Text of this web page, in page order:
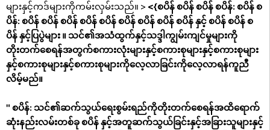
များနှင့်ကဒ်များကိုကမ်းလှမ်းသည်။ > <{စပိန် စပိန် စပိန် စပိန်: စပိန် စ
ပိန်: စပိန် စပိန် စပိန် စပိန် စပိန် စပိန် စပိန် စပိန် စပိန် နှင့် စပိန် စပိန် စ
ပိန် နှင့်ပြပွဲများ ။ သင်၏အသံထွက်နှင့်သဒ္ဒါကျွမ်းကျင်မှုများကို
တိုးတက်စေရန်အတွက်စကားလုံးများနှင့်စကားစုများနှင့်စကားစုများ
နှင့်စကားစုများနှင့်စကားစုများကိုလေ့လာခြင်းကိုလေ့လာရန်ကူညီ
လိမ့်မည်။
" စပိန်:သင်၏ဆက်သွယ်ရေးစွမ်းရည်ကိုတိုးတက်စေရန်အထိရောက်
ဆုံးနည်းလမ်းတစ်ခု စပိန် နှင့်အတူဆက်သွယ်ခြင်းနှင့်အခြားသူများနှင့်